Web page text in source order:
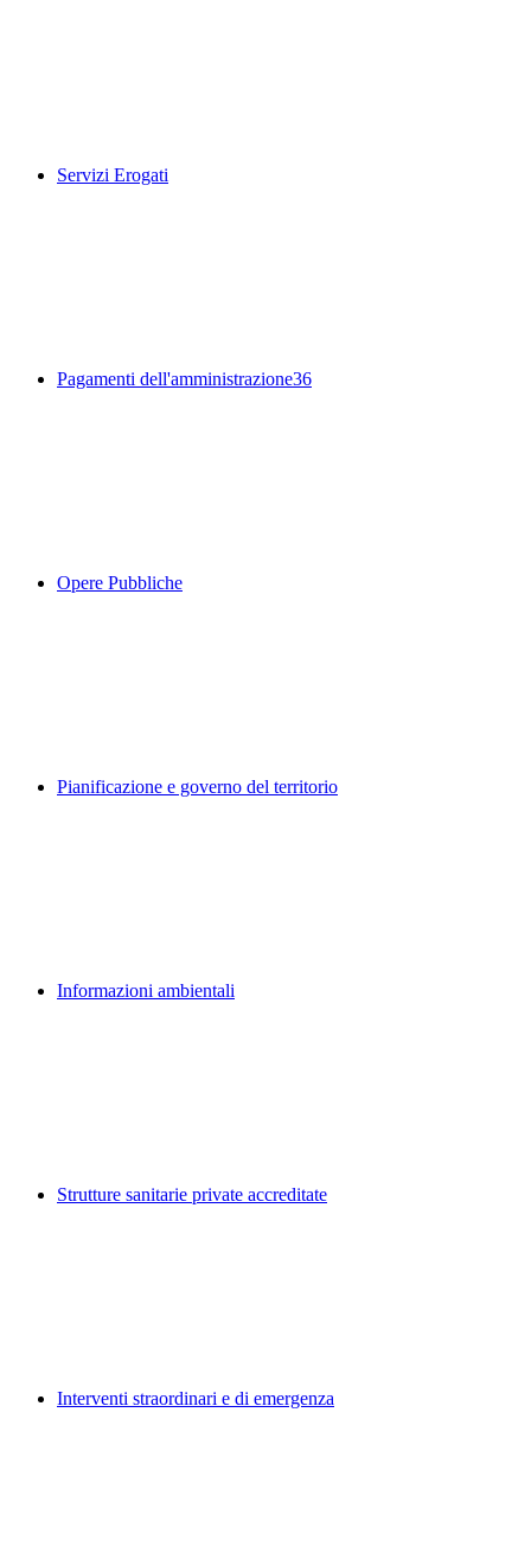
Servizi Erogati
Pagamenti dell'amministrazione36
Opere Pubbliche
Pianificazione e governo del territorio
Informazioni ambientali
Strutture sanitarie private accreditate
Interventi straordinari e di emergenza